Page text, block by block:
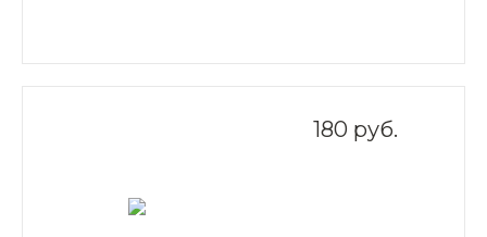
180 руб.